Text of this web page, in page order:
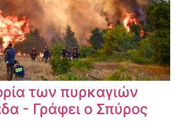
των πυρκαγιών
- Γράφει ο Σπύρος